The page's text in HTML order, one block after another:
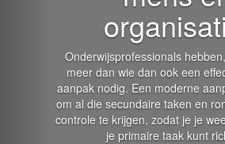
Onderwijsprofessionals
meer dan wie dan ook een
aanpak nodig. Een moderne
om al die secundaire taken en
controle te krijgen, zodat je je
je primaire taak kunt